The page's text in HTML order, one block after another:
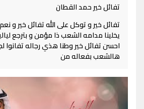
تفائل خير حمد القطان
تفائل خير و توكل على الله تفائل خير و نعم
يخلينا مدامه الشعب ذا مؤمن و بترجع
احسن تفائل خير وطنا هذي رجاله تفانوا
هالشعب بفعاله من